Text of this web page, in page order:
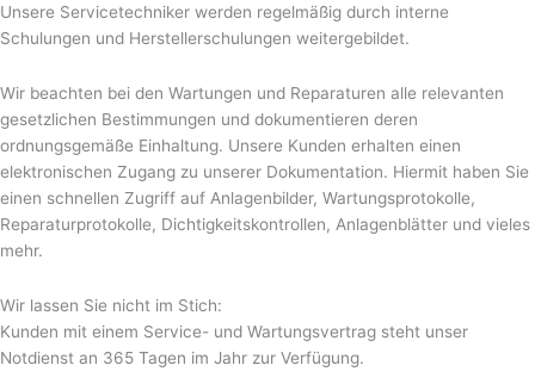
Unsere Servicetechniker werden regelmäßig durch interne
Schulungen und Herstellerschulungen weitergebildet.
Wir beachten bei den Wartungen und Reparaturen alle relevanten
gesetzlichen Bestimmungen und dokumentieren deren
ordnungsgemäße Einhaltung. Unsere Kunden erhalten einen
elektronischen Zugang zu unserer Dokumentation. Hiermit haben Sie
einen schnellen Zugriff auf Anlagenbilder, Wartungsprotokolle,
Reparaturprotokolle, Dichtigkeitskontrollen, Anlagenblätter und vieles
mehr.
Wir lassen Sie nicht im Stich:
Kunden mit einem Service- und Wartungsvertrag steht unser
Notdienst an 365 Tagen im Jahr zur Verfügung.